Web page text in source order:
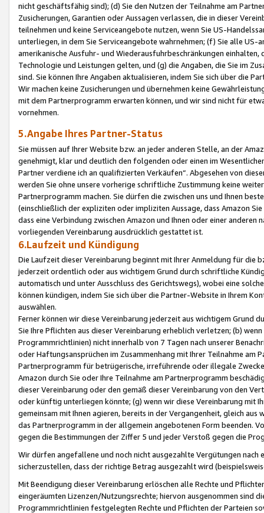
nicht geschäftsfähig sind); (d) Sie den Nutzen der Teilnahme am
Zusicherungen, Garantien oder Aussagen verlassen, die in dieser
teilnehmen und keine Serviceangebote nutzen, wenn Sie US-
unterliegen, in dem Sie Serviceangebote wahrnehmen; (f) Sie alle
amerikanische Ausfuhr- und Wiederausfuhrbeschränkungen
Technologie und Leistungen gelten, und (g) die Angaben, die Sie im
sind. Sie können Ihre Angaben aktualisieren, indem Sie sich über die
Wir machen keine Zusicherungen und übernehmen keine
mit dem Partnerprogramm erwarten können, und wir sind nicht für
vornehmen.
5.Angabe Ihres Partner-Status
Sie müssen auf Ihrer Website bzw. an jeder anderen Stelle, an der
genehmigt, klar und deutlich den folgenden oder einen im
Partner verdiene ich an qualifizierten Verkäufen“. Abgesehen von
werden Sie ohne unsere vorherige schriftliche Zustimmung keine
Partnerprogramm machen. Sie dürfen die zwischen uns und Ihnen
(einschließlich der expliziten oder impliziten Aussage, dass Amazon
dass eine Verbindung zwischen Amazon und Ihnen oder einer
vorliegenden Vereinbarung ausdrücklich gestattet ist.
6.Laufzeit und Kündigung
Die Laufzeit dieser Vereinbarung beginnt mit Ihrer Anmeldung für die
jederzeit ordentlich oder aus wichtigem Grund durch schriftliche
automatisch und unter Ausschluss des Gerichtswegs), wobei eine
können kündigen, indem Sie sich über die Partner-Website in Ihrem
auswählen.
Ferner können wir diese Vereinbarung jederzeit aus wichtigem Grund
Sie Ihre Pflichten aus dieser Vereinbarung erheblich verletzen; (b)
Programmrichtlinien) nicht innerhalb von 7 Tagen nach unserer
oder Haftungsansprüchen im Zusammenhang mit Ihrer Teilnahme am
Partnerprogramm für betrügerische, irreführende oder illegale
Amazon durch Sie oder Ihre Teilnahme am Partnerprogramm
dieser Vereinbarung oder den gemäß dieser Vereinbarung von den
oder künftig unterliegen könnte; (g) wenn wir diese Vereinbarung mit
gemeinsam mit Ihnen agieren, bereits in der Vergangenheit, gleich
das Partnerprogramm in der allgemein angebotenen Form beenden.
gegen die Bestimmungen der Ziffer 5 und jeder Verstoß gegen die
Wir dürfen angefallene und noch nicht ausgezahlte Vergütungen
sicherzustellen, dass der richtige Betrag ausgezahlt wird
Mit Beendigung dieser Vereinbarung erlöschen alle Rechte und
eingeräumten Lizenzen/Nutzungsrechte; hiervon ausgenommen sind
Programmrichtlinien festgelegten Rechte und Pflichten der Parteien